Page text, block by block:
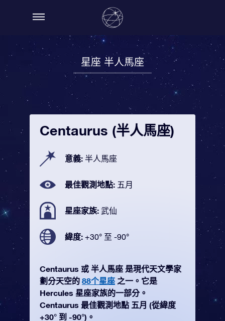
星座 半人馬座
Centaurus (半人馬座)
意義: 半人馬座
最佳觀測地點: 五月
星座家族: 武仙
緯度: +30° 至 -90°
Centaurus 或 半人馬座 是現代天文學家
劃分天空的 88个星座 之一。它是
Hercules 星座家族的一部分。
Centaurus 最佳觀測地點 五月 (從緯度
+30° 到 -90°)。